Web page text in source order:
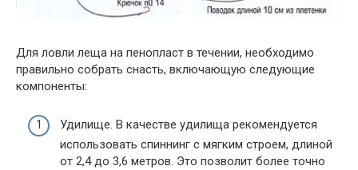
Для ловли леща на пенопласт в течении, необходимо
правильно собрать снасть, включающую следующие
компоненты:
Удилище. В качестве удилища рекомендуется
использовать спиннинг с мягким строем, длиной
от 2,4 до 3,6 метров. Это позволит более точно